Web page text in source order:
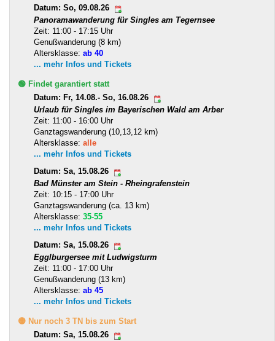
Datum: So, 09.08.26
Panoramawanderung für Singles am Tegernsee
Zeit: 11:00 - 17:15 Uhr
Genußwanderung (8 km)
Altersklasse: ab 40
... mehr Infos und Tickets
🟢 Findet garantiert statt
Datum: Fr, 14.08.- So, 16.08.26
Urlaub für Singles im Bayerischen Wald am Arber
Zeit: 11:00 - 16:00 Uhr
Ganztagswanderung (10,13,12 km)
Altersklasse: alle
... mehr Infos und Tickets
Datum: Sa, 15.08.26
Bad Münster am Stein - Rheingrafenstein
Zeit: 10:15 - 17:00 Uhr
Ganztagswanderung (ca. 13 km)
Altersklasse: 35-55
... mehr Infos und Tickets
Datum: Sa, 15.08.26
Egglburgersee mit Ludwigsturm
Zeit: 11:00 - 17:00 Uhr
Genußwanderung (13 km)
Altersklasse: ab 45
... mehr Infos und Tickets
🟡 Nur noch 3 TN bis zum Start
Datum: Sa, 15.08.26